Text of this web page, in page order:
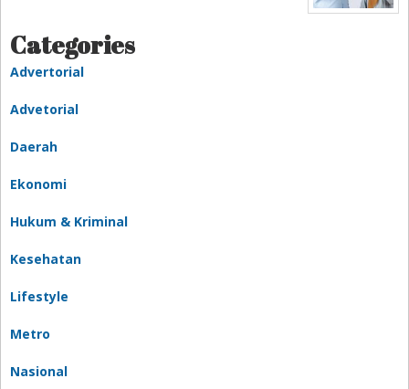
Categories
Advertorial
Advetorial
Daerah
Ekonomi
Hukum & Kriminal
Kesehatan
Lifestyle
Metro
Nasional